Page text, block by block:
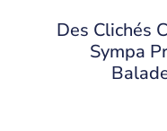
Des Clichés
Sympa